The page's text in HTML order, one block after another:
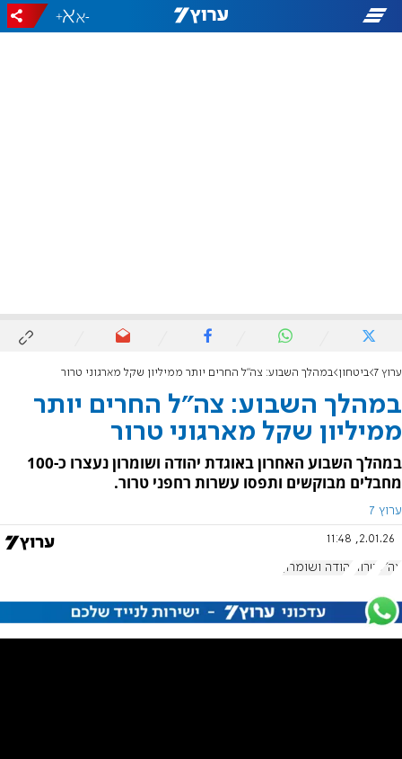
-
+
ערוץ 7 ביטחון במהלך השבוע: צה"ל החרים יותר ממיליון שקל מארגוני טרור
במהלך השבוע: צה"ל החרים יותר
ממיליון שקל מארגוני טרור
במהלך השבוע האחרון באוגדת יהודה ושומרון נעצרו כ-100
מחבלים מבוקשים ותפסו עשרות רחפני טרור.
ערוץ 7
2.01.26, 11:48
צה"ל טרור יהודה ושומרון